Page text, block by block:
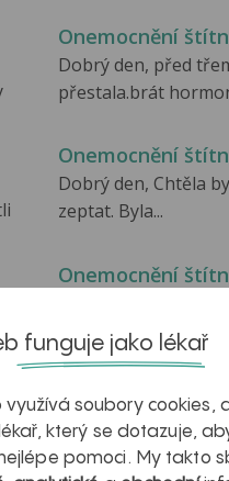
Onemocnění
Dobrý den, před
přestala.brát
Onemocnění
Dobrý den, Chtěla
zeptat. Byla...
Onemocnění
odstraněni štítné
funguje jako lékař
využívá soubory cookies,
který se dotazuje,
pomoci. My takto